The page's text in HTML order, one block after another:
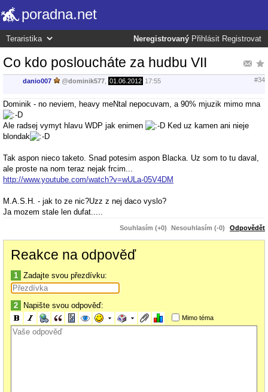
poradna.net
Neregistrovaný Přihlásit Registrovat
Co kdo posloucháte za hudbu VII
danio007 @dominik577 01.06.2012 17:55 #34
Dominik - no neviem, heavy meNtal nepocuvam, a 90% mjuzik mimo mna
Ale radsej vymyt hlavu WDP jak enimen
Ked uz kamen ani nieje
blondak
Tak aspon nieco taketo. Snad potesim aspon Blacka. Uz som to tu daval,
ale proste na nom teraz nejak frcim...
http://www.youtube.com/watch?v=wULa-05V4DM
M.A.S.H. - jak to ze nic?Uzz z nej daco vyslo?
Ja mozem stale len dufat.....
Souhlasím (+0) Nesouhlasím (-0) Odpovědět
Reakce na odpověď
1 Zadajte svou přezdívku:
2 Napište svou odpověď:
Mimo téma